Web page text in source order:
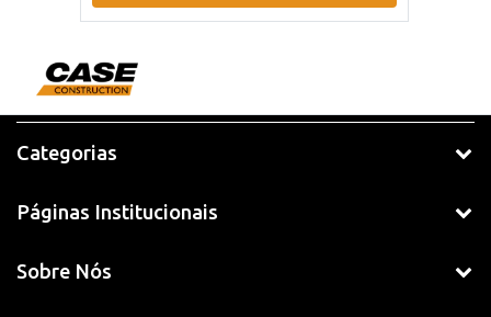
Categorias
Páginas Institucionais
Sobre Nós